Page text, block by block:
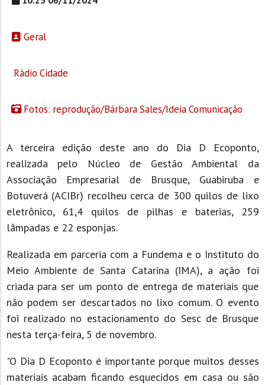
Geral
Rádio Cidade
Fotos: reprodução/Bárbara Sales/Ideia Comunicação
A terceira edição deste ano do Dia D Ecoponto,
realizada pelo Núcleo de Gestão Ambiental da
Associação Empresarial de Brusque, Guabiruba e
Botuverá (ACIBr) recolheu cerca de 300 quilos de lixo
eletrônico, 61,4 quilos de pilhas e baterias, 259
lâmpadas e 22 esponjas.
Realizada em parceria com a Fundema e o Instituto do
Meio Ambiente de Santa Catarina (IMA), a ação foi
criada para ser um ponto de entrega de materiais que
não podem ser descartados no lixo comum. O evento
foi realizado no estacionamento do Sesc de Brusque
nesta terça-feira, 5 de novembro.
"O Dia D Ecoponto é importante porque muitos desses
materiais acabam ficando esquecidos em casa ou são